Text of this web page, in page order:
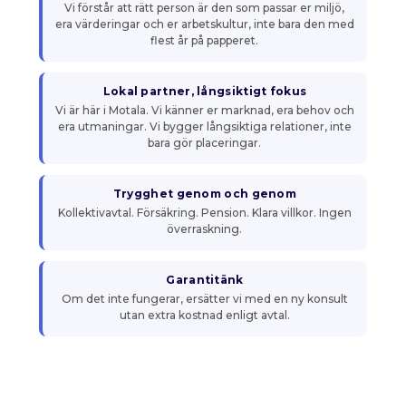
Vi förstår att rätt person är den som passar er miljö,
era värderingar och er arbetskultur, inte bara den med
flest år på papperet.
Lokal partner, långsiktigt fokus
Vi är här i Motala. Vi känner er marknad, era behov och
era utmaningar. Vi bygger långsiktiga relationer, inte
bara gör placeringar.
Trygghet genom och genom
Kollektivavtal. Försäkring. Pension. Klara villkor. Ingen
överraskning.
Garantitänk
Om det inte fungerar, ersätter vi med en ny konsult
utan extra kostnad enligt avtal.